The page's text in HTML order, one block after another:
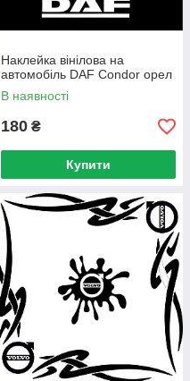
Наклейка вінілова на
автомобіль DAF Condor орел
В наявності
180 ₴
Купити